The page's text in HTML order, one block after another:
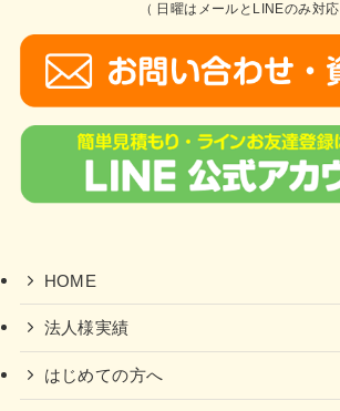
（ 日曜はメールとLINEのみ対応
HOME
法人様実績
はじめての方へ